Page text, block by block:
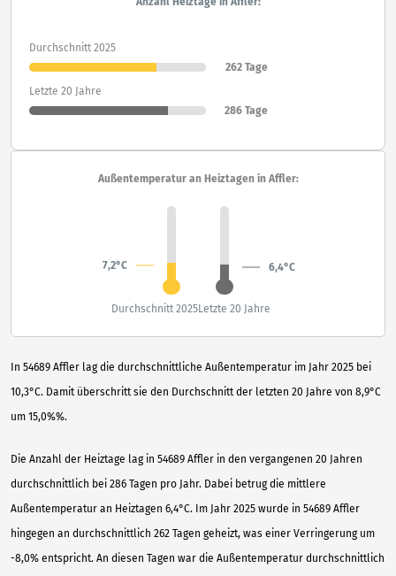
In 54689 Affler lag die durchschnittliche Außentemperatur im Jahr 2025 bei
10,3°C. Damit überschritt sie den Durchschnitt der letzten 20 Jahre von 8,9°C
um 15,0%%.
Die Anzahl der Heiztage lag in 54689 Affler in den vergangenen 20 Jahren
durchschnittlich bei 286 Tagen pro Jahr. Dabei betrug die mittlere
Außentemperatur an Heiztagen 6,4°C. Im Jahr 2025 wurde in 54689 Affler
hingegen an durchschnittlich 262 Tagen geheizt, was einer Verringerung um
-8,0% entspricht. An diesen Tagen war die Außentemperatur durchschnittlich
Durchschnitt 2025
262 Tage
Letzte 20 Jahre
286 Tage
Außentemperatur an Heiztagen in Affler:
7,2°C 6,4°C
Durchschnitt 2025Letzte 20 Jahre